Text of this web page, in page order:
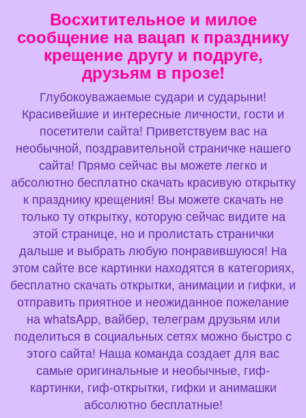
Восхитительное и милое
сообщение на вацап к празднику
крещение другу и подруге,
друзьям в прозе!
Глубокоуважаемые судари и сударыни!
Красивейшие и интересные личности, гости и
посетители сайта! Приветствуем вас на
необычной, поздравительной страничке нашего
сайта! Прямо сейчас вы можете легко и
абсолютно бесплатно скачать красивую открытку
к празднику крещения! Вы можете скачать не
только ту открытку, которую сейчас видите на
этой странице, но и пролистать странички
дальше и выбрать любую понравившуюся! На
этом сайте все картинки находятся в категориях,
бесплатно скачать открытки, анимации и гифки, и
отправить приятное и неожиданное пожелание
на whatsApp, вайбер, телеграм друзьям или
поделиться в социальных сетях можно быстро с
этого сайта! Наша команда создает для вас
самые оригинальные и необычные, гиф-
картинки, гиф-открытки, гифки и анимашки
абсолютно бесплатные!